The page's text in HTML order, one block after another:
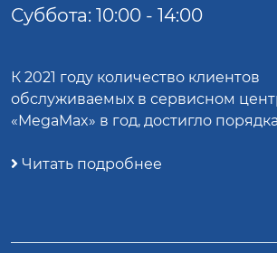
Суббота: 10:00 - 14:00
К 2021 году количество клиентов
обслуживаемых в сервисном
«MegaMax» в год, достигло
Читать подробнее